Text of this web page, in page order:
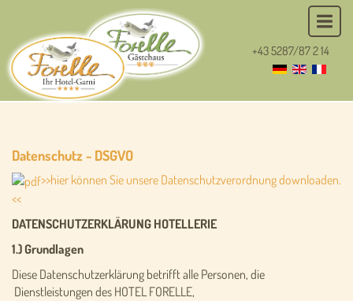
+43 5287/87 2 14
Datenschutz - DSGVO
>>hier können Sie unsere Datenschutzverordnung downloaden.
<<
DATENSCHUTZERKLÄRUNG HOTELLERIE
1.) Grundlagen
Diese Datenschutzerklärung betrifft alle Personen, die
Dienstleistungen des HOTEL FORELLE,